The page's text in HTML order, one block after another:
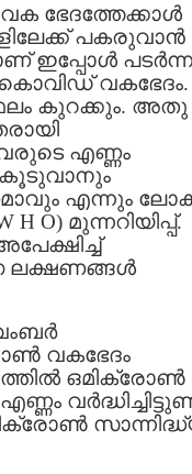
ഭേദത്തേക്കാൾ
പകരുവാന്‍
ഇപ്പോള്‍
വകഭേദം.
കുറക്കും. അതു
എണ്ണം
കൂടുവാനും
എന്നും
മുന്നറിയിപ്പ്.
ലക്ഷണങ്ങൾ
വകഭേദം
ഒമിക്രോണ്‍